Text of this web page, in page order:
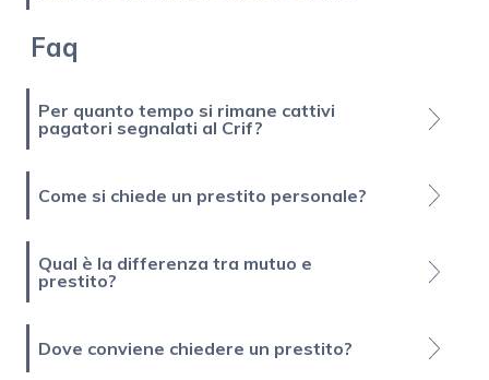
Faq
Per quanto tempo si rimane cattivi
pagatori segnalati al Crif?
Come si chiede un prestito personale?
Qual è la differenza tra mutuo e
prestito?
Dove conviene chiedere un prestito?